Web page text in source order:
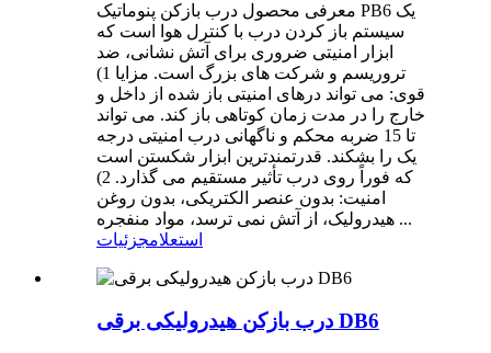
معرفی محصول درب بازکن پنوماتیک PB6 یک
سیستم باز کردن درب با کنترل هوا است که
ابزار امنیتی ضروری برای آتش نشانی، ضد
تروریسم و ​​​​شرکت های بزرگ است. مزایا 1)
قوی: می تواند درهای امنیتی باز شده از داخل و
خارج را در مدت زمان کوتاهی باز کند. می تواند
تا 15 ضربه محکم و ناگهانی درب امنیتی درجه
یک را بشکند. قدرتمندترین ابزار شکستن است
که فوراً روی درب تأثیر مستقیم می گذارد. 2)
امنیت: بدون عنصر الکتریکی، بدون روغن
هیدرولیک، از آتش نمی ترسد، مواد منفجره ...
استعلامجزئیات
درب بازکن هیدرولیکی برقی DB6